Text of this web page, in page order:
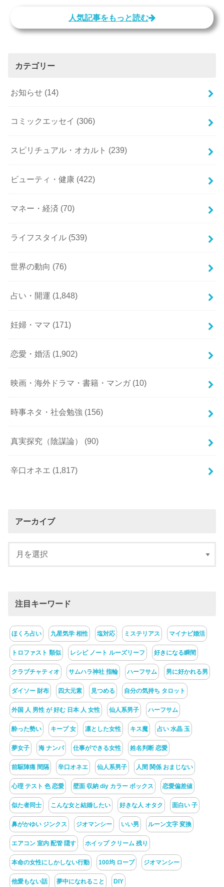
人気記事をもっと読む
カテゴリー
お知らせ (14)
コミックエッセイ (306)
スピリチュアル・オカルト (239)
ビューティ・健康 (422)
マネー・経済 (70)
ライフスタイル (539)
世界の動向 (76)
占い・開運 (1,848)
妊婦・ママ (171)
恋愛・婚活 (1,902)
映画・海外ドラマ・書籍・マンガ (10)
時事ネタ・社会勉強 (156)
真実探究（陰謀論） (90)
辛口オネエ (1,817)
アーカイブ
注目キーワード
ほくろ占い 九星気学 相性 塩対応 ミステリアス マイナビ婚活
トロファスト 類似 レシピ ノート ルーズリーフ 好きになる瞬間
クラブチャティオ サムハラ神社 指輪 ハーフサム 男に好かれる男
ダイソー 財布 四大元素 見つめる 自分の気持ち タロット
外国 人 男性 が 好む 日本 人 女性 仙人系男子 ハーフサム
酔った勢い キープ 女 凛とした女性 キス魔 占い 水晶 玉
夢女子 海 ナンパ 仕事ができる女性 姓名判断 恋愛
前駆陣痛 間隔 辛口オネエ 仙人系男子 人間 関係 おまじない
心理 テスト 色 恋愛 壁面 収納 diy カラー ボックス 恋愛偏差値
似た者同士 こんな女と結婚したい 好きな人 オタク 面白い 子
鼻がかゆい ジンクス ジオマンシー いい男 ルーン文字 変換
エアコン 室内 配管 隠す ホイップ クリーム 残り
本命の女性にしかしない行動 100均 ロープ ジオマンシー
他愛もない話 夢中になれること DIY